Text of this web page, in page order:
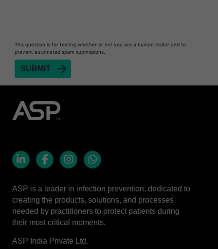
This question is for testing whether or not you are a human visitor and to
prevent automated spam submissions.
ASP is a leader in infection prevention, dedicated to
creating the products, solutions, and processes
needed by practitioners to protect patients during
their most critical moments.
ASP India Private Ltd.